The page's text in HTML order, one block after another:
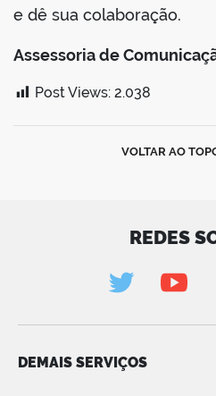
e dê sua colaboração.
Assessoria de
Post Views: 2.038
VOLTAR AO
REDES
DEMAIS SERVIÇOS